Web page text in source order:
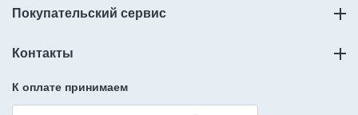
Покупательский сервис
Контакты
К оплате принимаем